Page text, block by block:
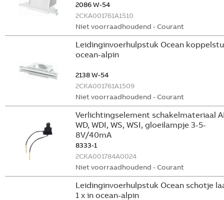
2086 W-54
2CKA001761A1510
Niet voorraadhoudend - Courant
Leidinginvoerhulpstuk Ocean
ocean-alpin
2138 W-54
2CKA001761A1509
Niet voorraadhoudend - Courant
Verlichtingselement schakelmateriaal
WD, WDI, WS, WSI, gloeilampje 3-5-
8V/40mA
8333-1
2CKA001784A0024
Niet voorraadhoudend - Courant
Leidinginvoerhulpstuk Ocean schotje
1 x in ocean-alpin